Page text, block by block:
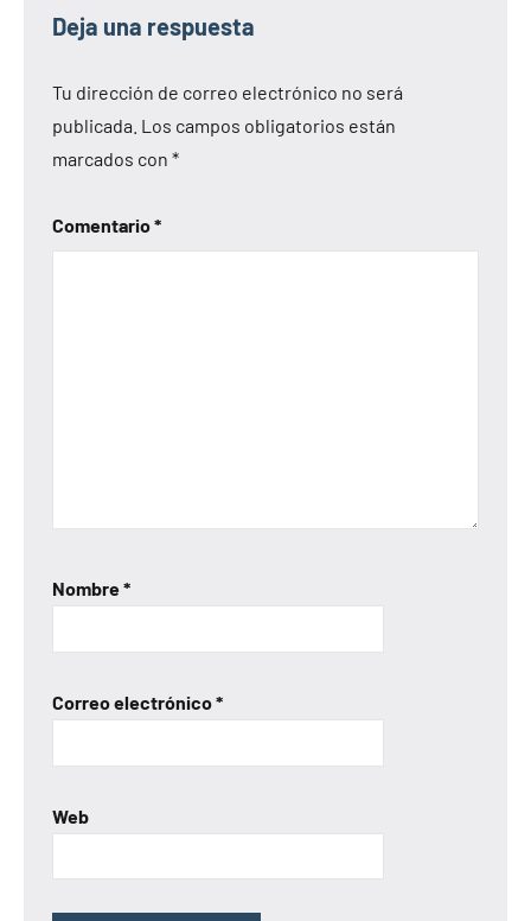
Deja una respuesta
Tu dirección de correo electrónico no será
publicada. Los campos obligatorios están
marcados con *
Comentario*
Nombre*
Correo electrónico*
Web